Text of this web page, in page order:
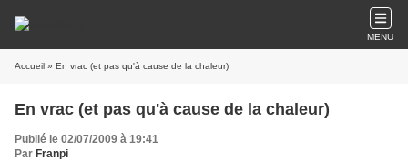
MENU
Accueil » En vrac (et pas qu'à cause de la chaleur)
En vrac (et pas qu'à cause de la chaleur)
Publié le 02/07/2009 à 19:41
Par Franpi